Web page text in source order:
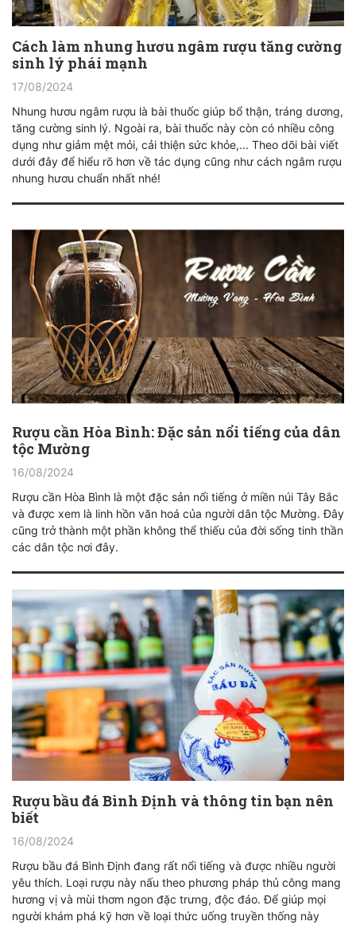
Cách làm nhung hươu ngâm rượu tăng cường
sinh lý phái mạnh
17/08/2024
Nhung hươu ngâm rượu là bài thuốc giúp bổ thận, tráng dương,
tăng cường sinh lý. Ngoài ra, bài thuốc này còn có nhiều công
dụng như giảm mệt mỏi, cải thiện sức khỏe,... Theo dõi bài viết
dưới đây để hiểu rõ hơn về tác dụng cũng như cách ngâm rượu
nhung hươu chuẩn nhất nhé!
Rượu cần Hòa Bình: Đặc sản nổi tiếng của dân
tộc Mường
16/08/2024
Rượu cần Hòa Bình là một đặc sản nổi tiếng ở miền núi Tây Bắc
và được xem là linh hồn văn hoá của người dân tộc Mường. Đây
cũng trở thành một phần không thể thiếu của đời sống tinh thần
các dân tộc nơi đây.
Rượu bầu đá Bình Định và thông tin bạn nên
biết
16/08/2024
Rượu bầu đá Bình Định đang rất nổi tiếng và được nhiều người
yêu thích. Loại rượu này nấu theo phương pháp thủ công mang
hương vị và mùi thơm ngon đặc trưng, độc đáo. Để giúp mọi
người khám phá kỹ hơn về loại thức uống truyền thống này